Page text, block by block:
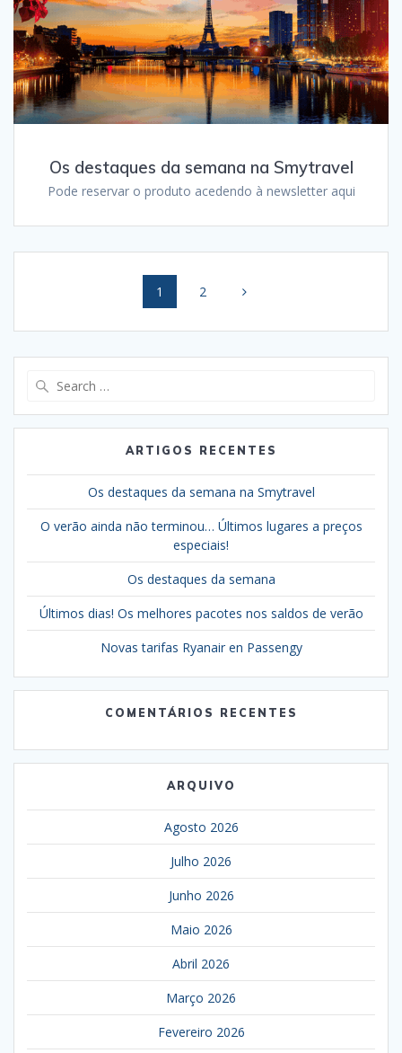
Os destaques da semana na Smytravel
Pode reservar o produto acedendo à newsletter aqui
navigation
Page
1 Page
2
ARTIGOS RECENTES
Os destaques da semana na Smytravel
O verão ainda não terminou… Últimos lugares a preços
especiais!
Os destaques da semana
Últimos dias! Os melhores pacotes nos saldos de verão
Novas tarifas Ryanair en Passengy
COMENTÁRIOS RECENTES
ARQUIVO
Agosto 2026
Julho 2026
Junho 2026
Maio 2026
Abril 2026
Março 2026
Fevereiro 2026